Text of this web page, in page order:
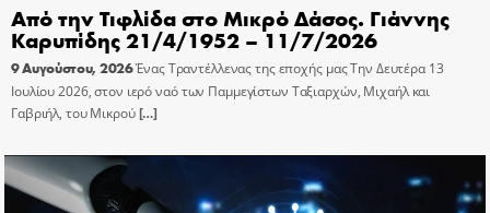
Από την Τιφλίδα στο Μικρό Δάσος. Γιάννης
Καρυπίδης 21/4/1952 – 11/7/2026
9 Αυγούστου, 2026Ένας Τραντέλλενας της εποχής μας Την Δευτέρα 13
Ιουλίου 2026, στον ιερό ναό των Παμμεγίστων Ταξιαρχών, Μιχαήλ και
Γαβριήλ, του Μικρού[…]